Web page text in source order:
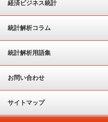
経済ビジネス統計
統計解析コラム
統計解析用語集
お問い合わせ
サイトマップ